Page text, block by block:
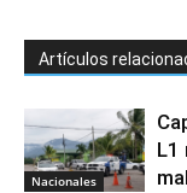
Artículos
Nacionales
L1